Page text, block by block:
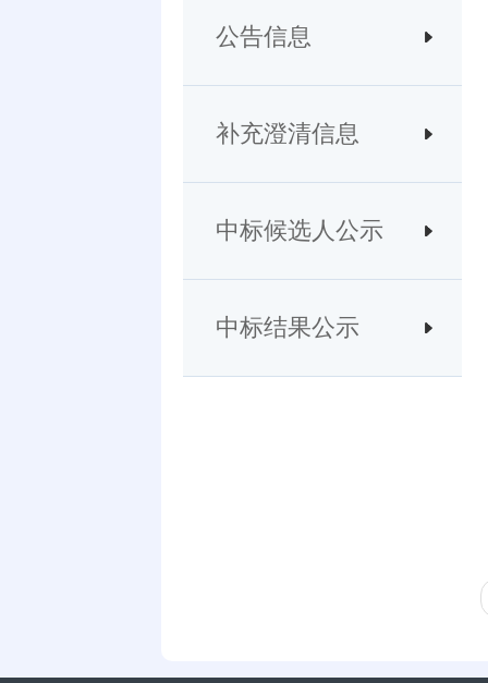
公告信息
补充澄清信息
中标候选人公示
中标结果公示